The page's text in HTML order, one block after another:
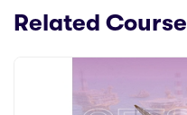
Related